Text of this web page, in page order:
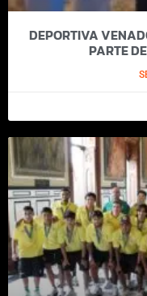
DEPORTIVA
PARTE